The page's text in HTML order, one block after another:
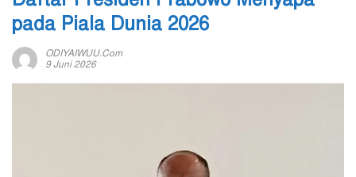
pada Piala Dunia 2026
ODIYAIWUU.com
9 Juni 2026